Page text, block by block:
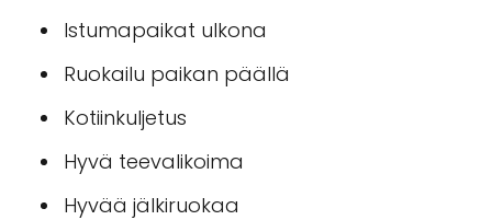
Istumapaikat ulkona
Ruokailu paikan päällä
Kotiinkuljetus
Hyvä teevalikoima
Hyvää jälkiruokaa